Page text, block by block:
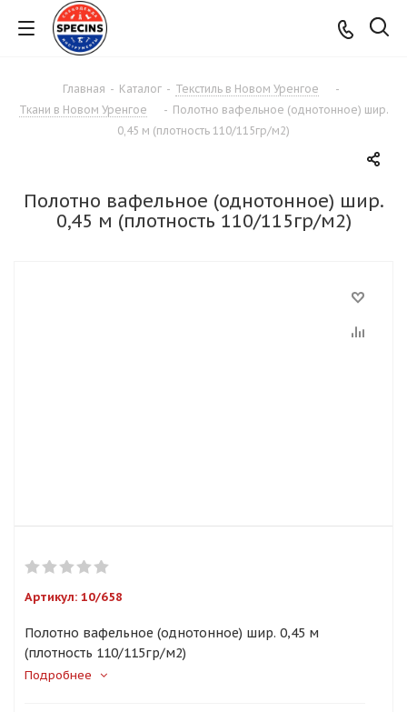
Главная - Каталог - Текстиль в Новом Уренгое
-
Ткани в Новом Уренгое
- Полотно вафельное (однотонное) шир.
0,45 м (плотность 110/115гр/м2)
Полотно вафельное (однотонное) шир.
0,45 м (плотность 110/115гр/м2)
Артикул: 10/658
Полотно вафельное (однотонное) шир. 0,45 м
(плотность 110/115гр/м2)
Подробнее